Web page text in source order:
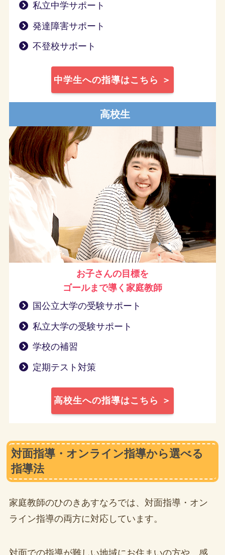
私立中学サポート
発達障害サポート
不登校サポート
中学生への指導はこちら ＞
高校生
お子さんの目標を
ゴールまで導く 家庭教師
国公立大学の受験サポート
私立大学の受験サポート
学校の補習
定期テスト対策
高校生への指導はこちら ＞
対面指導・オンライン指導から選べる
指導法
家庭教師のひのきあすなろでは、対面指導・オン
ライン指導の両方に対応しています。